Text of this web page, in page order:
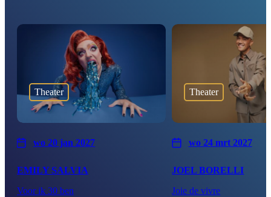
Theater
wo 20 jan 2027
EMILY SALVIA
Voor ik 30 ben
Theater
wo 24 mrt 2027
JOEL BORELLI
Joie de vivre